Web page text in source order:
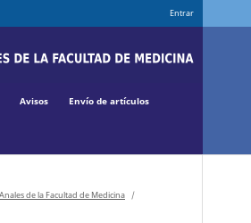
Avisos Envío de artículos
Entrar
de la Facultad de Medicina
/